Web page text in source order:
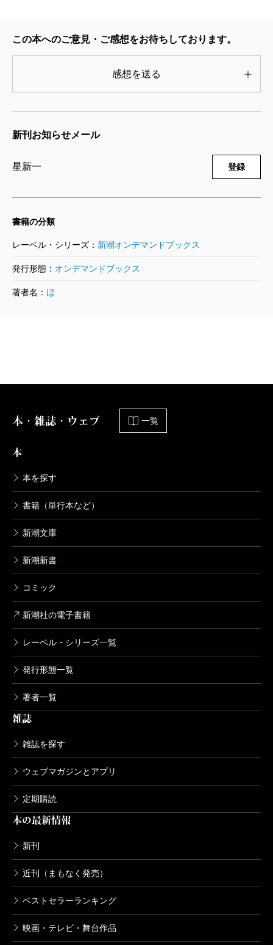
この本へのご意見・ご感想をお待ちしております。
感想を送る
新刊お知らせメール
星新一 登録
書籍の分類
レーベル・シリーズ： 新潮オンデマンドブックス
発行形態： オンデマンドブックス
著者名： ほ
本・雑誌・ウェブ 一覧
本
本を探す
書籍（単行本など）
新潮文庫
新潮新書
コミック
新潮社の電子書籍
レーベル・シリーズ一覧
発行形態一覧
著者一覧
雑誌
雑誌を探す
ウェブマガジンとアプリ
定期購読
本の最新情報
新刊
近刊（まもなく発売）
ベストセラーランキング
映画・テレビ・舞台作品